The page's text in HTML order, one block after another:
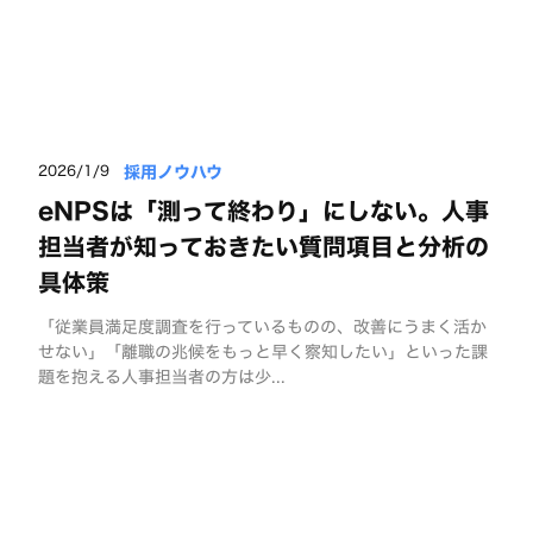
2026/1/9 採用ノウハウ
eNPSは「測って終わり」にしない。人事
担当者が知っておきたい質問項目と分析の
具体策
「従業員満足度調査を行っているものの、改善にうまく活か
せない」「離職の兆候をもっと早く察知したい」といった課
題を抱える人事担当者の方は少...